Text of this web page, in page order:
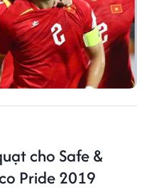
cho Safe &
Pride 2019